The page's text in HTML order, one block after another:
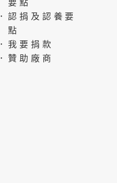
．認捐及認養要
點
．我要捐款
．贊助廠商